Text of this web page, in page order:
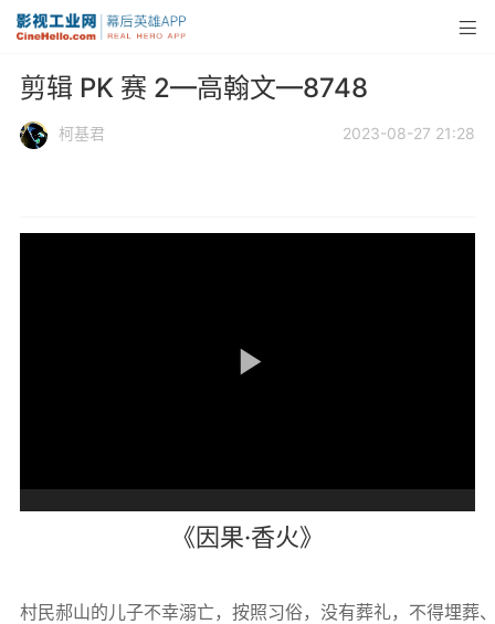
剪辑 PK 赛 2—高翰文—8748
柯基君 2023-08-27 21:28
《因果·香火》
村⺠郝山的儿子不幸溺亡，按照习俗，没有葬礼，不得埋葬